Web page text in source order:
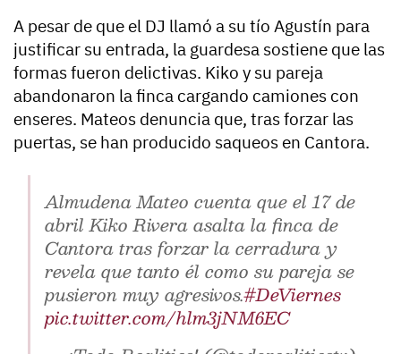
A pesar de que el DJ llamó a su tío Agustín para
justificar su entrada, la guardesa sostiene que las
formas fueron delictivas. Kiko y su pareja
abandonaron la finca cargando camiones con
enseres. Mateos denuncia que, tras forzar las
puertas, se han producido saqueos en Cantora.
Almudena Mateo cuenta que el 17 de
abril Kiko Rivera asalta la finca de
Cantora tras forzar la cerradura y
revela que tanto él como su pareja se
pusieron muy agresivos.#DeViernes
pic.twitter.com/hlm3jNM6EC